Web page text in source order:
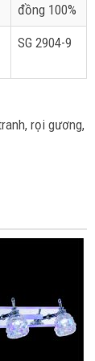
đồng 100%
SG 2904-9
rọi gương,